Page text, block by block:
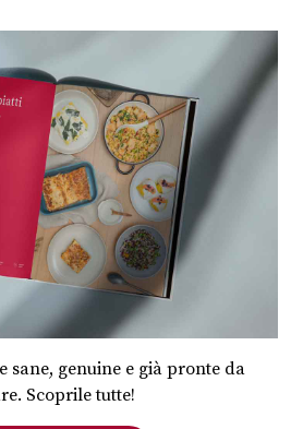
sane, genuine e già pronte da
Scoprile tutte!